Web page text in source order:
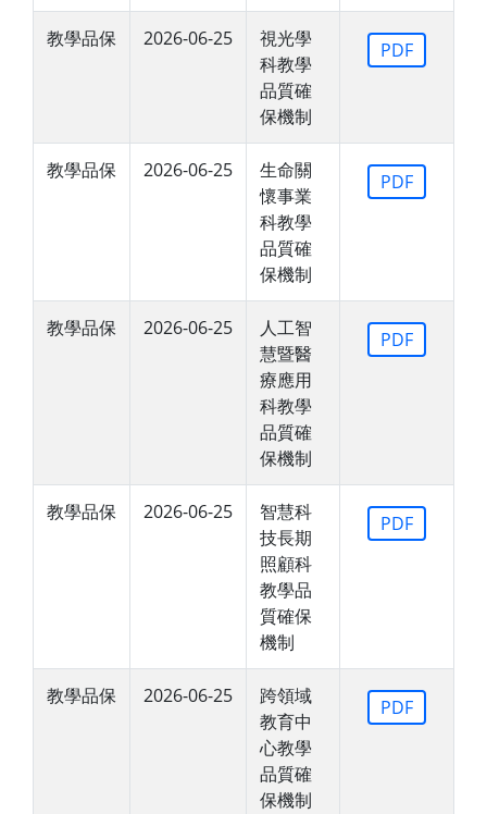
教學品保 2026-06-25
視光學
科教學
品質確
保機制
PDF
教學品保 2026-06-25
生命關
懷事業
科教學
品質確
保機制
PDF
教學品保 2026-06-25
人工智
慧暨醫
療應用
科教學
品質確
保機制
PDF
教學品保 2026-06-25
智慧科
技長期
照顧科
教學品
質確保
機制
PDF
教學品保 2026-06-25
跨領域
教育中
心教學
品質確
保機制
PDF